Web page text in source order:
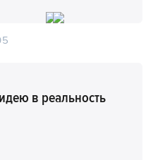
в реальность